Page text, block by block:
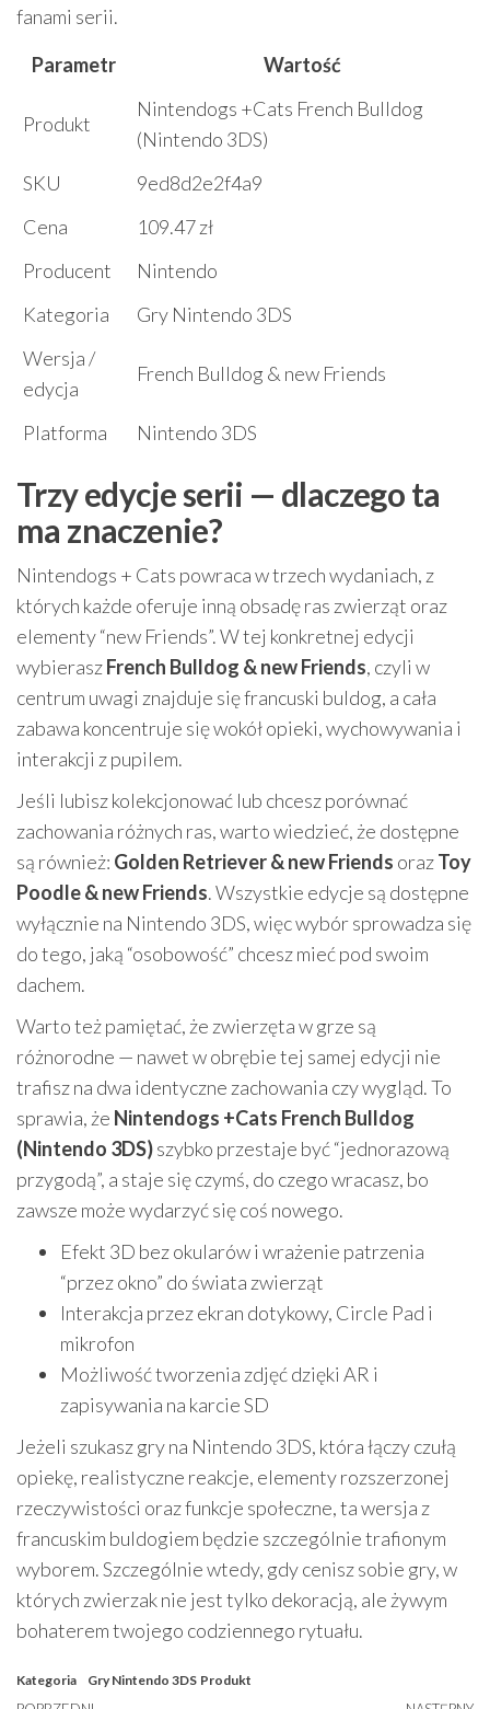
fanami serii.
Parametr
Wartość
Produkt
Nintendogs +Cats French Bulldog
(Nintendo 3DS)
SKU
9ed8d2e2f4a9
Cena
109.47 zł
Producent
Nintendo
Kategoria
Gry Nintendo 3DS
Wersja /
edycja
French Bulldog & new Friends
Platforma Nintendo 3DS
Trzy edycje serii — dlaczego ta
ma znaczenie?
Nintendogs + Cats powraca w trzech wydaniach, z
których każde oferuje inną obsadę ras zwierząt oraz
elementy “new Friends”. W tej konkretnej edycji
wybieraszFrench Bulldog & new Friends, czyli w
centrum uwagi znajduje się francuski buldog, a cała
zabawa koncentruje się wokół opieki, wychowywania i
interakcji z pupilem.
Jeśli lubisz kolekcjonować lub chcesz porównać
zachowania różnych ras, warto wiedzieć, że dostępne
są również: Golden Retriever & new Friends orazToy
Poodle & new Friends. Wszystkie edycje są dostępne
wyłącznie na Nintendo 3DS, więc wybór sprowadza się
do tego, jaką “osobowość” chcesz mieć pod swoim
dachem.
Warto też pamiętać, że zwierzęta w grze są
różnorodne — nawet w obrębie tej samej edycji nie
trafisz na dwa identyczne zachowania czy wygląd. To
sprawia, że Nintendogs +Cats French Bulldog
(Nintendo 3DS)szybko przestaje być “jednorazową
przygodą”, a staje się czymś, do czego wracasz, bo
zawsze może wydarzyć się coś nowego.
Efekt 3D bez okularów i wrażenie patrzenia
“przez okno” do świata zwierząt
Interakcja przez ekran dotykowy, Circle Pad i
mikrofon
Możliwość tworzenia zdjęć dzięki AR i
zapisywania na karcie SD
Jeżeli szukasz gry na Nintendo 3DS, która łączy czułą
opiekę, realistyczne reakcje, elementy rozszerzonej
rzeczywistości oraz funkcje społeczne, ta wersja z
francuskim buldogiem będzie szczególnie trafionym
wyborem. Szczególnie wtedy, gdy cenisz sobie gry, w
których zwierzak nie jest tylko dekoracją, ale żywym
bohaterem twojego codziennego rytuału.
Kategoria Gry Nintendo 3DS Produkt